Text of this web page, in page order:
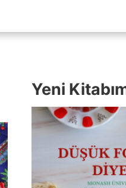
Yeni